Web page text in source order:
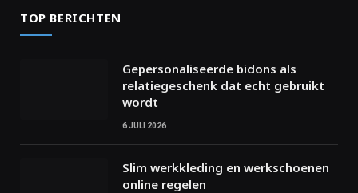
TOP BERICHTEN
Gepersonaliseerde bidons als
relatiegeschenk dat echt gebruikt
wordt
6 JULI 2026
Slim werkkleding en werkschoenen
online regelen